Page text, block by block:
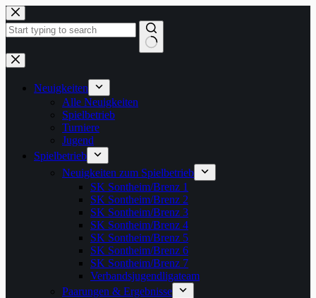
Zum
Inhalt
springen
Keine
Ergebnisse
Neuigkeiten
Alle Neuigkeiten
Spielbetrieb
Turniere
Jugend
Spielbetrieb
Neuigkeiten zum Spielbetrieb
SK Sontheim/Brenz 1
SK Sontheim/Brenz 2
SK Sontheim/Brenz 3
SK Sontheim/Brenz 4
SK Sontheim/Brenz 5
SK Sontheim/Brenz 6
SK Sontheim/Brenz 7
Verbandsjugendligateam
Paarungen & Ergebnisse